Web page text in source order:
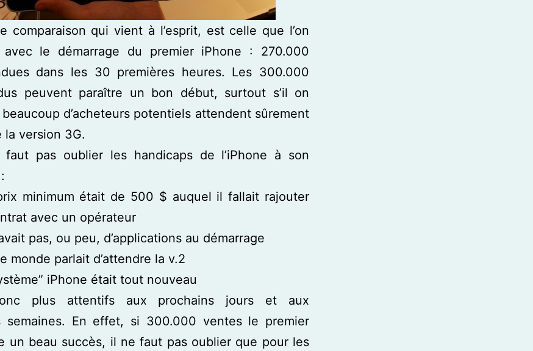
comparaison qui vient à l’esprit, est celle que l’on
le démarrage du premier iPhone : 270.000
dans les 30 premières heures. Les 300.000
peuvent paraître un bon début, surtout s’il on
d’acheteurs potentiels attendent sûrement
la version 3G.
pas oublier les handicaps de l’iPhone à son
minimum était de 500 $ auquel il fallait rajouter
avec un opérateur
pas, ou peu, d’applications au démarrage
monde parlait d’attendre la v.2
iPhone était tout nouveau
plus attentifs aux prochains jours et aux
semaines. En effet, si 300.000 ventes le premier
un beau succès, il ne faut pas oublier que pour les